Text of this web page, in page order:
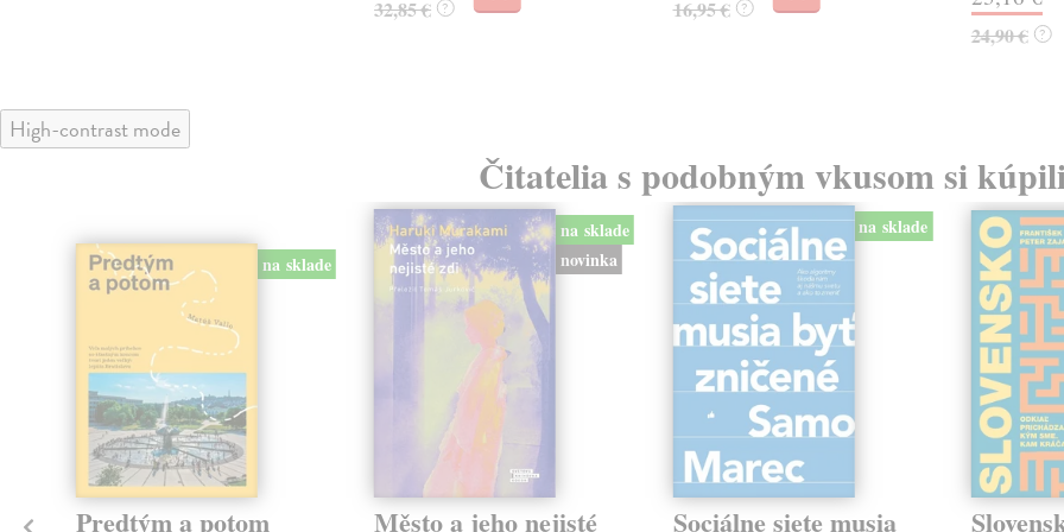
32,85 € ? 16,95 € ?
24,90 € ?
High-contrast mode
Čitatelia s podobným vkusom si
na sklade
Predtým a potom
na sklade
novinka
Město a jeho nejisté
na sklade
Sociálne siete musia